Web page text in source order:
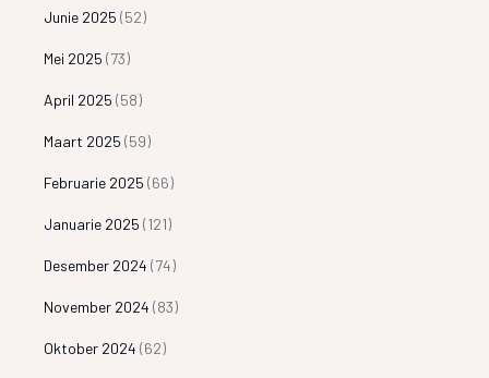
Junie 2025 (52)
Mei 2025 (73)
April 2025 (58)
Maart 2025 (59)
Februarie 2025 (66)
Januarie 2025 (121)
Desember 2024 (74)
November 2024 (83)
Oktober 2024 (62)